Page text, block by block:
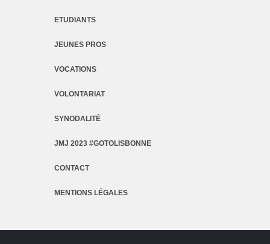
ETUDIANTS
JEUNES PROS
VOCATIONS
VOLONTARIAT
SYNODALITÉ
JMJ 2023 #GOTOLISBONNE
CONTACT
MENTIONS LÉGALES